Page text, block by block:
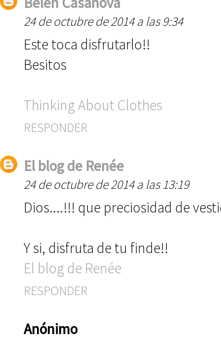
24 de octubre de 2014 a las 9:34
Este toca disfrutarlo!!
Besitos
Thinking About Clothes
RESPONDER
El blog de Renée
24 de octubre de 2014 a las 13:19
Dios....!!! que preciosidad de
Y si, disfruta de tu finde!!
El blog de Renée
RESPONDER
Anónimo